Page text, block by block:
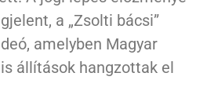
a „Zsolti bácsi”
amelyben Magyar
állítások hangzottak el